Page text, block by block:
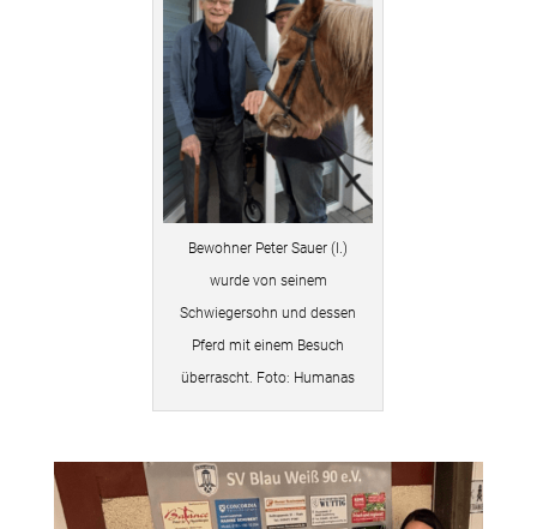
Bewohner Peter Sauer (l.)
wurde von seinem
Schwiegersohn und dessen
Pferd mit einem Besuch
überrascht. Foto: Humanas